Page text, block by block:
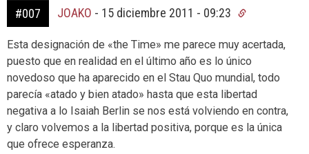
#007 JOAKO - 15 diciembre 2011 - 09:23
Esta designación de «the Time» me parece muy acertada,
puesto que en realidad en el último año es lo único
novedoso que ha aparecido en el Stau Quo mundial, todo
parecía «atado y bien atado» hasta que esta libertad
negativa a lo Isaiah Berlin se nos está volviendo en contra,
y claro volvemos a la libertad positiva, porque es la única
que ofrece esperanza.